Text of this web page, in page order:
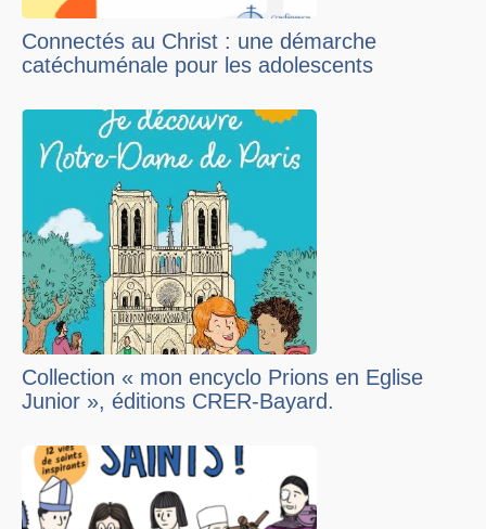
Connectés au Christ : une démarche
catéchuménale pour les adolescents
Collection « mon encyclo Prions en Eglise
Junior », éditions CRER-Bayard.